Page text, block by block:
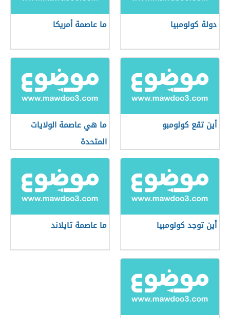
دولة كولومبيا ما عاصمة أمريكا
أين تقع كولومبو
ما هي عاصمة الولايات
المتحدة
أين توجد كولومبيا ما عاصمة تايلاند